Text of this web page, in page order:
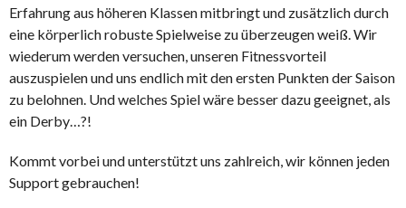
Erfahrung aus höheren Klassen mitbringt und zusätzlich durch
eine körperlich robuste Spielweise zu überzeugen weiß. Wir
wiederum werden versuchen, unseren Fitnessvorteil
auszuspielen und uns endlich mit den ersten Punkten der Saison
zu belohnen. Und welches Spiel wäre besser dazu geeignet, als
ein Derby…?!
Kommt vorbei und unterstützt uns zahlreich, wir können jeden
Support gebrauchen!